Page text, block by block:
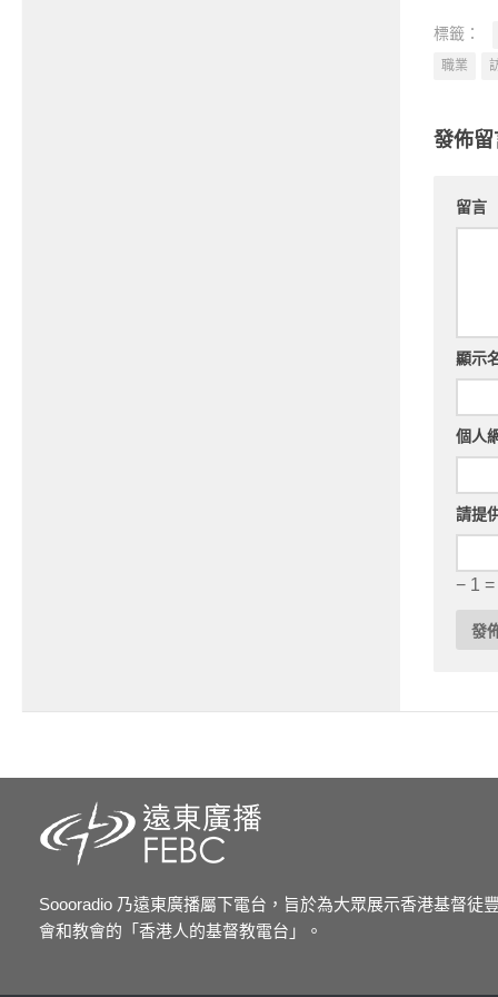
標籤：
職業
發佈留
留言
顯示
個人
請提
− 1 =
Soooradio 乃遠東廣播屬下電台，旨於為大眾展示香港基督徒
會和教會的「香港人的基督教電台」。